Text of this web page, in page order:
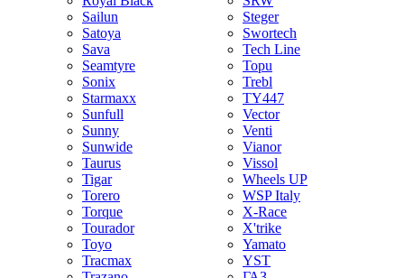
Sailun
Satoya
Sava
Seamtyre
Sonix
Starmaxx
Sunfull
Sunny
Sunwide
Taurus
Tigar
Torero
Torque
Tourador
Toyo
Tracmax
Steger
Swortech
Tech Line
Topu
Trebl
TY447
Vector
Venti
Vianor
Vissol
Wheels UP
WSP Italy
X-Race
X'trike
Yamato
YST